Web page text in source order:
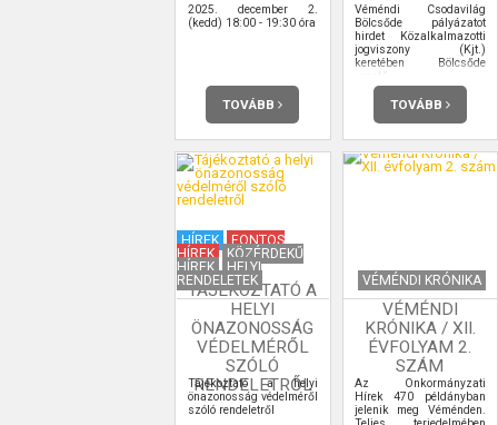
2025. december 2.
(kedd) 18:00 - 19:30 óra
TOVÁBB
Véméndi Csodavilág
Bölcsőde pályázatot
hirdet Közalkalmazotti
jogviszony (Kjt.)
keretében Bölcsőde
vezető
Munkakör/feladatkör
betöltésére.TOVÁBB
HÍREK
FONTOS
HÍREK
KÖZÉRDEKŰ
HÍREK
HELYI
RENDELETEK
TÁJÉKOZTATÓ A
HELYI
ÖNAZONOSSÁG
VÉDELMÉRŐL
SZÓLÓ
RENDELETRŐL
Tájékoztató a helyi
önazonosság védelméről
szóló rendeletről
VÉMÉNDI KRÓNIKA
VÉMÉNDI
KRÓNIKA / XII.
ÉVFOLYAM 2.
SZÁM
Az Önkormányzati
Hírek 470 példányban
jelenik meg Véménden.